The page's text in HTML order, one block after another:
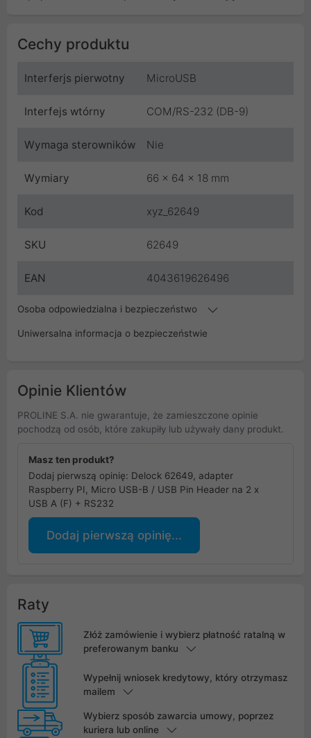
Cechy produktu
Interferjs pierwotny MicroUSB
Interfejs wtórny COM/RS-232 (DB-9)
Wymaga sterowników Nie
Wymiary 66 x 64 x 18 mm
Kod xyz_62649
SKU 62649
EAN 4043619626496
Osoba odpowiedzialna i bezpieczeństwo
Uniwersalna informacja o bezpieczeństwie
Opinie Klientów
PROLINE S.A. nie gwarantuje, że zamieszczone opinie
pochodzą od osób, które zakupiły lub używały dany produkt.
Masz ten produkt?
Dodaj pierwszą opinię: Delock 62649, adapter
Raspberry PI, Micro USB-B / USB Pin Header na 2 x
USB A (F) + RS232
Dodaj pierwszą opinię...
Raty
Złóż zamówienie i wybierz płatność ratalną w
preferowanym banku
Wypełnij wniosek kredytowy, który otrzymasz
mailem
Wybierz sposób zawarcia umowy, poprzez
kuriera lub online